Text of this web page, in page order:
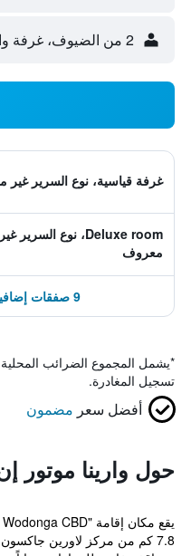
2 من الضيوف، غرفة واحدة
غرفة قياسية، نوع السرير
Deluxe room، نوع السرير غير
معروف
9 صفقات إضافية ابتداءً من 251 ﷼
*يشمل المجموع الضرائب
تسجيل المغادرة.
أفضل سعر مضمون
حول وارينا موتور
7.8 كم من مركز لاورين